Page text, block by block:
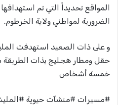
المواقع تحديداً التي تم
الضرورية لمواطني ولاية الخرطوم.
و على ذات الصعيد استهدفت
حقل ومطار هجليج بذات
خمسة أشخاص
#مسيرات #منشآت حيوية